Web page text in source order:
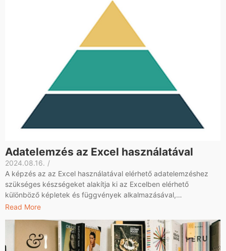
Adatelemzés az Excel használatával
2024.08.16. /
A képzés az az Excel használatával elérhető adatelemzéshez
szükséges készségeket alakítja ki az Excelben elérhető
különböző képletek és függvények alkalmazásával,…
Read More